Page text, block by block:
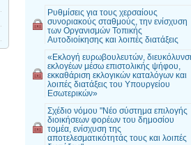
Ρυθμίσεις για τους χερσαίους
συνοριακούς σταθμούς, την ενίσχυση
των Οργανισμών Τοπικής
Αυτοδιοίκησης και λοιπές διατάξεις
«Εκλογή ευρωβουλευτών,
εκλογέων μέσω επιστολικής ψήφου,
εκκαθάριση εκλογικών καταλόγων και
λοιπές διατάξεις του Υπουργείου
Εσωτερικών»
Σχέδιο νόμου "Νέο σύστημα επιλογής
διοικήσεων φορέων του δημοσίου
τομέα, ενίσχυση της
αποτελεσματικότητάς τους και λοιπές